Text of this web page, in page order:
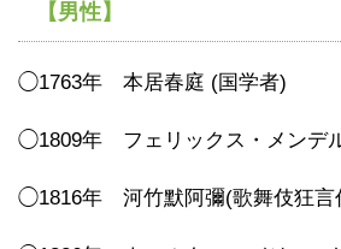
【男性】
◯1763年 本居春庭 (国学者)
◯1809年 フェリックス・メンデ
◯1816年 河竹默阿彌(歌舞伎狂言